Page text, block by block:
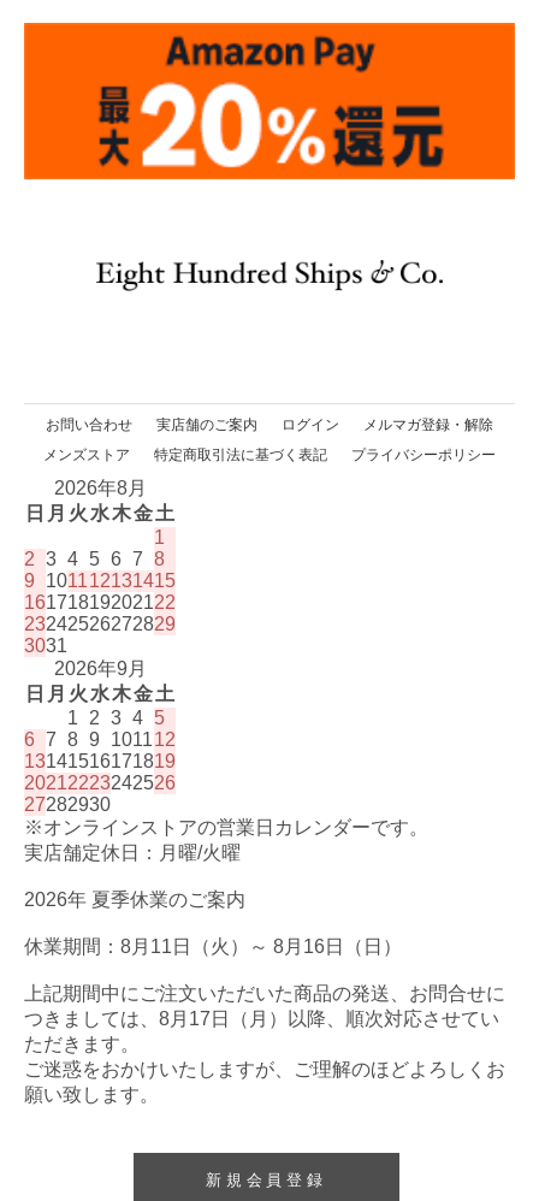
お問い合わせ 実店舗のご案内 ログイン
メルマガ登録・解除
メンズストア
特定商取引法に基づく表記 プライバシーポリシー
2026年8月
日 月 火 水木金土
1
2 3 4 5 6 7 8
9
101112131415
16171819202122
23242526272829
3031
2026年9月
日 月 火 水木金土
1
2 3 4 5
6 7 8 9 101112
13141516171819
20212223242526
27282930
※オンラインストアの営業日カレンダーです。
実店舗定休日：月曜/火曜
2026年 夏季休業のご案内
休業期間：8月11日（火）～ 8月16日（日）
上記期間中にご注文いただいた商品の発送、お問合せに
つきましては、8月17日（月）以降、順次対応させてい
ただきます。
ご迷惑をおかけいたしますが、ご理解のほどよろしくお
願い致します。
新規会員登録